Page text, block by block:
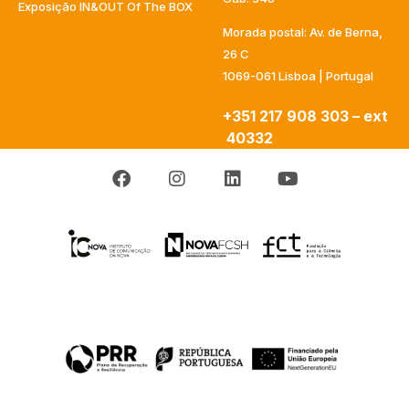
Exposição IN&OUT Of The BOX
Morada postal: Av. de Berna,
26 C
1069-061 Lisboa | Portugal
+351 217 908 303 – ext
40332